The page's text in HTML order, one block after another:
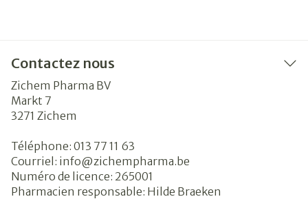
Contactez nous
Zichem Pharma BV
Markt 7
3271 Zichem
Téléphone: 013 77 11 63
Courriel: info@zichempharma.be
Numéro de licence: 265001
Pharmacien responsable: Hilde Braeken